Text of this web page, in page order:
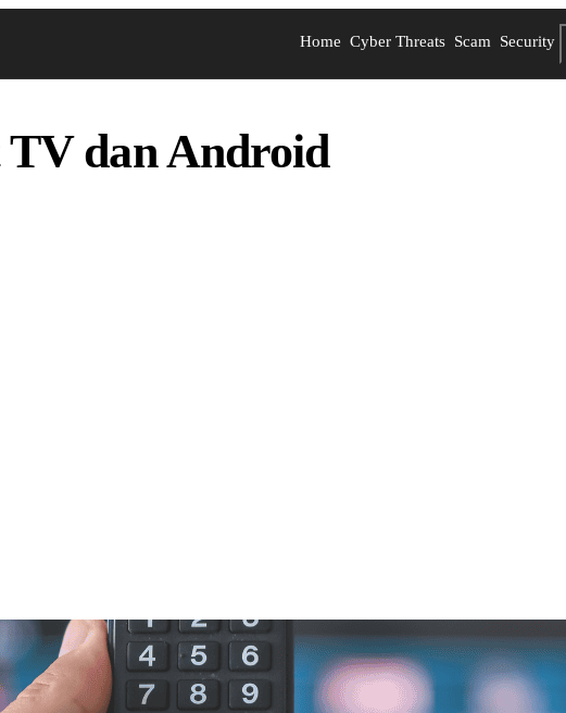
Home Cyber Threats Scam Security
TV dan Android